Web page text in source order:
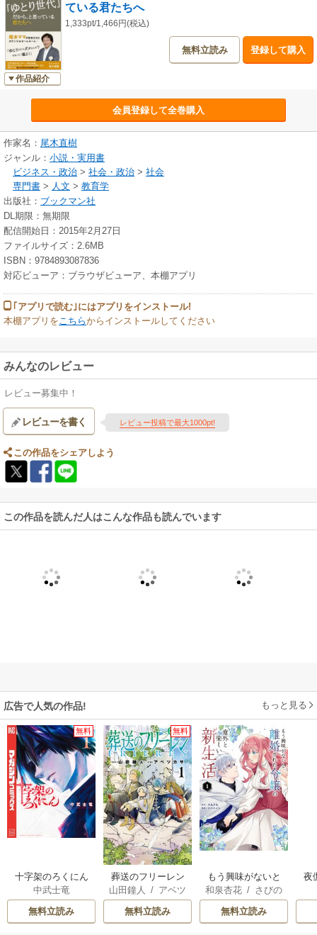
作品紹介
ている君たちへ
1,333pt/1,466円(税込)
無料立読み 登録して購入
会員登録して全巻購入
作家名： 尾木直樹
ジャンル： 小説・実用書
ビジネス・政治 > 社会・政治 > 社会
専門書 > 人文 > 教育学
出版社： ブックマン社
DL期限：無期限
配信開始日：2015年2月27日
ファイルサイズ：2.6MB
ISBN：9784893087836
対応ビューア：ブラウザビューア、本棚アプリ
｢アプリで読む｣にはアプリをインストール!
本棚アプリを こちらからインストールしてください
みんなのレビュー
レビュー募集中！
レビューを書く レビュー投稿で最大1000pt!
この作品をシェアしよう
この作品を読んだ人はこんな作品も読んでいます
広告で人気の作品! もっと見る
無料
十字架のろくにん
中武士竜
無料立読み
無料
葬送のフリーレン
山田鐘人
/ アベツ
カサ
無料立読み
もう興味がないと
離婚された令嬢の
意外と楽しい新生
活
和泉杏花 / さびの
ぶち
無料立読み
夜